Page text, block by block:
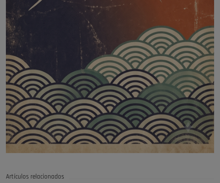
Artículos relacionados